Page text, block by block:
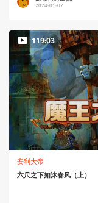
2024-01-07
119:03
安利大帝
六尺之下如沐春风（上）